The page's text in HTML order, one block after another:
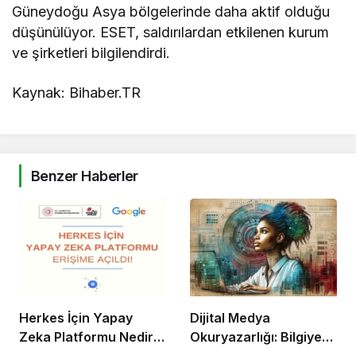
Güneydoğu Asya bölgelerinde daha aktif olduğu
düşünülüyor. ESET, saldırılardan etkilenen kurum
ve şirketleri bilgilendirdi.
Kaynak: Bihaber.TR
Benzer Haberler
Herkes İçin Yapay
Zeka Platformu Nedir?
Dijital Medya
Okuryazarlığı: Bilgiye